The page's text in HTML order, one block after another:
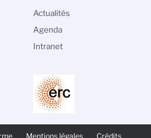
Mentions légales Crédits
Actualités
Agenda
Intranet